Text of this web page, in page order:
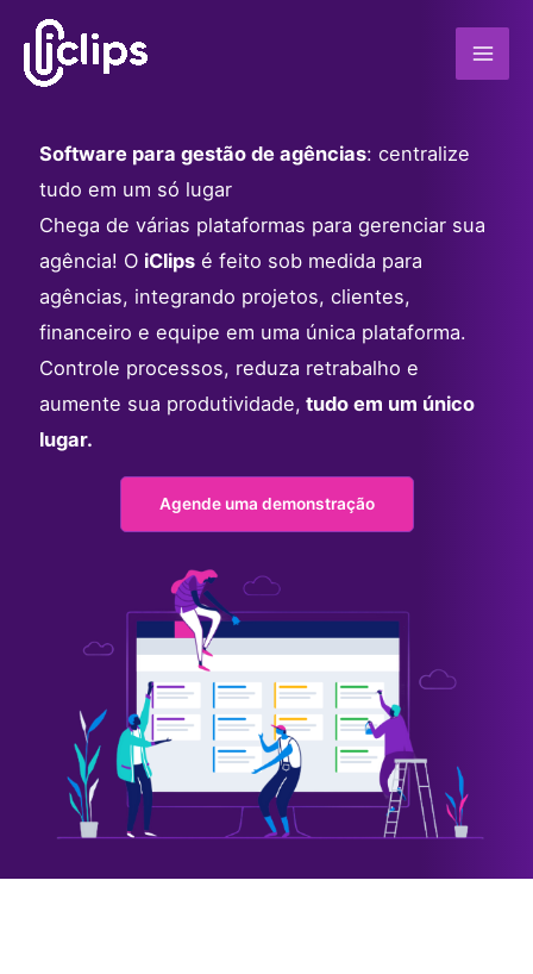
content
Software para gestão de agências: centralize
tudo em um só lugar
Chega de várias plataformas para gerenciar sua
agência! O iClips é feito sob medida para
agências, integrando projetos, clientes,
financeiro e equipe em uma única plataforma.
Controle processos, reduza retrabalho e
aumente sua produtividade, tudo em um único
lugar.
Agende uma demonstração